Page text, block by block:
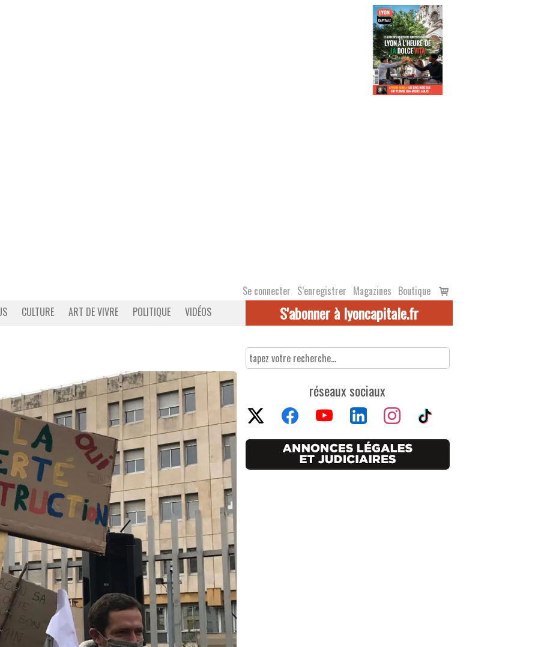
Se connecter S’enregistrer Magazines Boutique
Voir
le
CULTURE ART DE VIVRE POLITIQUE VIDÉOS S'abonner à lyoncapitale.fr
réseaux sociaux